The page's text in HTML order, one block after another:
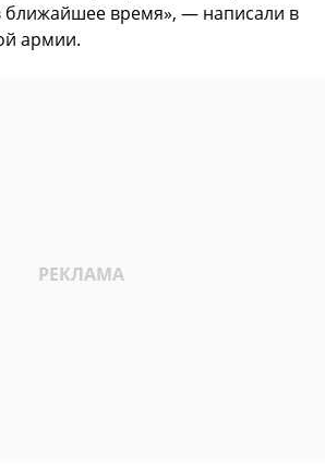
ближайшее время», — написали в
армии.